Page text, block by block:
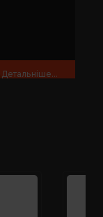
Детальніше...